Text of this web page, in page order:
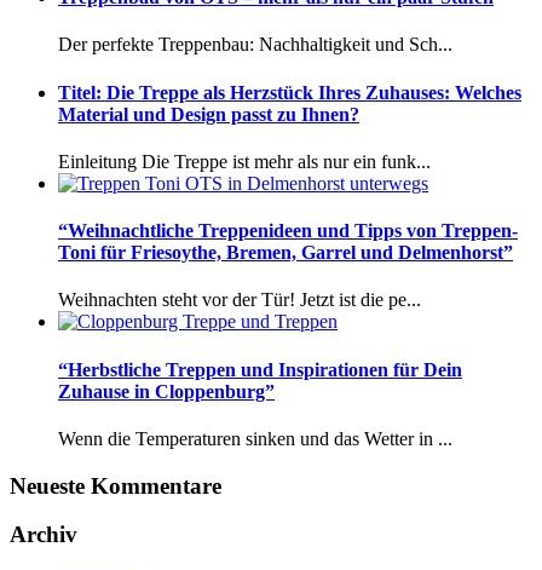
Der perfekte Treppenbau: Nachhaltigkeit und Sch...
Titel: Die Treppe als Herzstück Ihres Zuhauses: Welches
Material und Design passt zu Ihnen?
Einleitung Die Treppe ist mehr als nur ein funk...
“Weihnachtliche Treppenideen und Tipps von Treppen-
Toni für Friesoythe, Bremen, Garrel und Delmenhorst”
Weihnachten steht vor der Tür! Jetzt ist die pe...
“Herbstliche Treppen und Inspirationen für Dein
Zuhause in Cloppenburg”
Wenn die Temperaturen sinken und das Wetter in ...
Neueste Kommentare
Archiv